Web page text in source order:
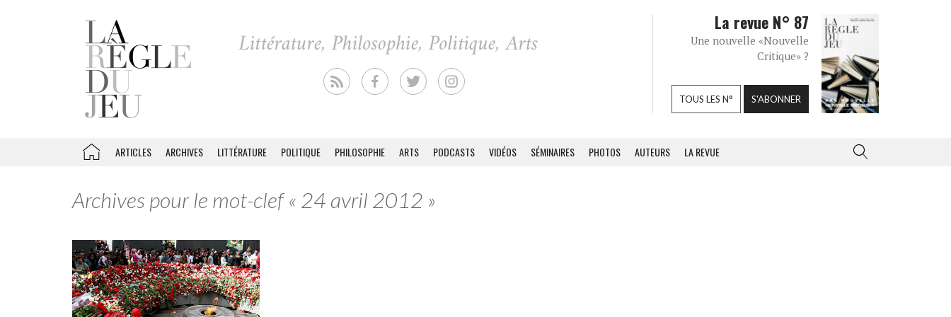
La revue N° 87
Une nouvelle «Nouvelle
Critique» ?
TOUS LES N° S'ABONNER
ARTICLES ARCHIVES LITTÉRATURE POLITIQUE PHILOSOPHIE ARTS PODCASTS VIDÉOS SÉMINAIRES PHOTOS AUTEURS LA REVUE
Archives pour le mot-clef « 24 avril 2012 »